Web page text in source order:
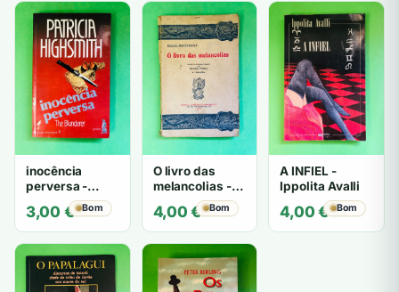
inocência
perversa -
PATRICIA
HIGHSMITH
3,00 € Bom
O livro das
melancolias -
Mantegazza
4,00€ Bom
A INFIEL -
Ippolita Avalli
4,00€ Bom